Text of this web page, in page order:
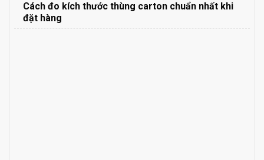
Cách đo kích thước thùng carton chuẩn nhất khi
đặt hàng